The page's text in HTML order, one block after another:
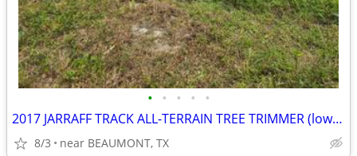
• • • • •
2017 JARRAFF TRACK ALL-TERRAIN TREE TRIMMER (low hours))
8/3 near BEAUMONT, TX